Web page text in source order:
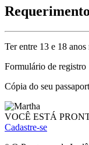
Ter entre 13 e 18
Formulário de registro
Cópia do seu
VOCÊ ESTÁ
Cadastre-se